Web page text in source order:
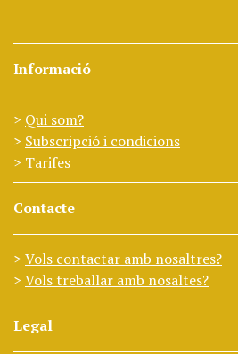
Informació
Qui som?
Subscripció i condicions
Tarifes
Contacte
Vols contactar amb nosaltres?
Vols treballar amb nosaltes?
Legal